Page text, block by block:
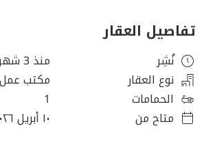
تفاصيل العقار
نُشِر
منذ 3 شهور
نوع العقار
مكتب
الحمامات
1
متاح من
١٠ أبريل ٢٠٢٦